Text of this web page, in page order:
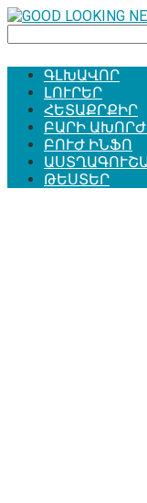
Перейти
контенту
ԳԼԽԱՎՈՐ
ԼՈՒՐԵՐ
ՀԵՏԱՔՐՔԻՐ
ԲԱՐԻ
ԲՈՒԺ ԻՆՖՈ
ԹԵՍՏԵՐ